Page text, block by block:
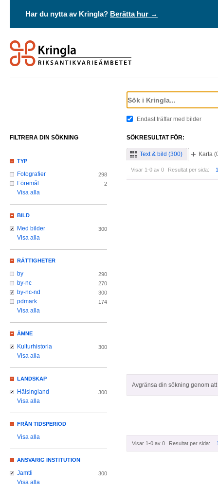
Har du nytta av Kringla? Berätta hur →
Endast träffar med bilder
SÖKRESULTAT FÖR:
Text & bild (300) Karta
Visar 1-0 av 0 Resultat per sida:
Avgränsa din sökning genom
Visar 1-0 av 0 Resultat per sida:
FILTRERA DIN SÖKNING
TYP
Fotografier 298
Föremål 2
Visa alla
BILD
Med bilder 300
Visa alla
RÄTTIGHETER
by 290
by-nc 270
by-nc-nd 300
pdmark 174
Visa alla
ÄMNE
Kulturhistoria 300
Visa alla
LANDSKAP
Hälsingland 300
Visa alla
FRÅN TIDSPERIOD
Visa alla
ANSVARIG INSTITUTION
Jamtli 300
Visa alla